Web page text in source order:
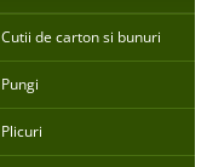
Cutii de carton si bunuri
Pungi
Plicuri